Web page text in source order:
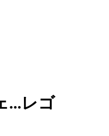
...レゴ